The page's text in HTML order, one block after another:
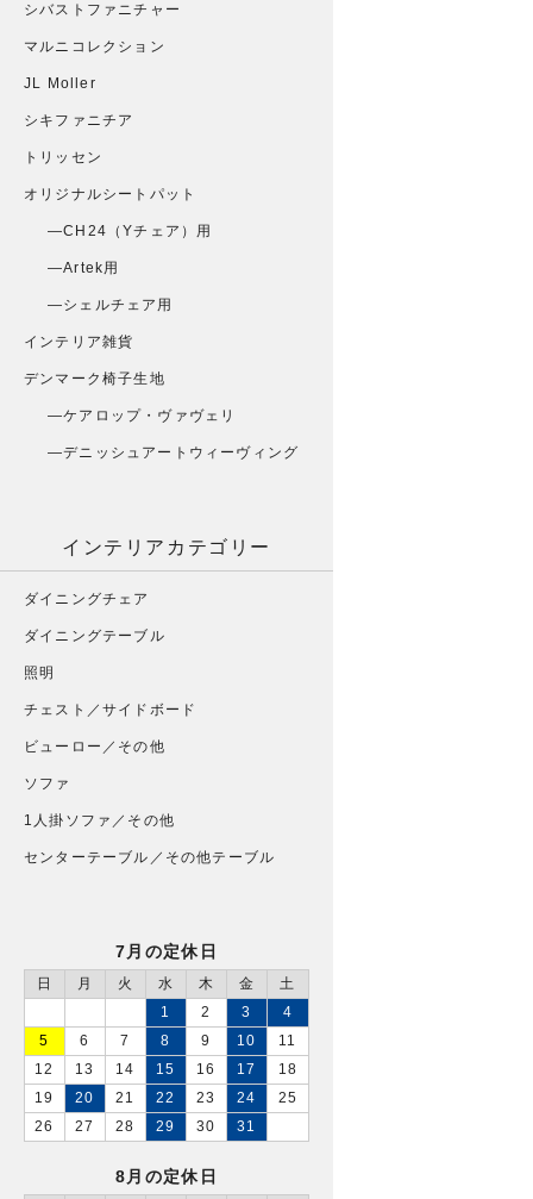
シバストファニチャー
マルニコレクション
JL Moller
シキファニチア
トリッセン
オリジナルシートパット
CH24（Yチェア）用
Artek用
シェルチェア用
インテリア雑貨
デンマーク椅子生地
ケアロップ・ヴァヴェリ
デニッシュアートウィーヴィング
インテリアカテゴリー
ダイニングチェア
ダイニングテーブル
照明
チェスト／サイドボード
ビューロー／その他
ソファ
1人掛ソファ／その他
センターテーブル／その他テーブル
7月の定休日
日 月 火 水 木 金
土
1
2 3
4
5
6 7 8 9 10
11
12
13 14 15 16 17
18
19
20 21 22 23 24
25
26
27 28 29 30 31
8月の定休日